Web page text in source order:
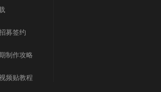
募签约
制作攻略
频贴教程